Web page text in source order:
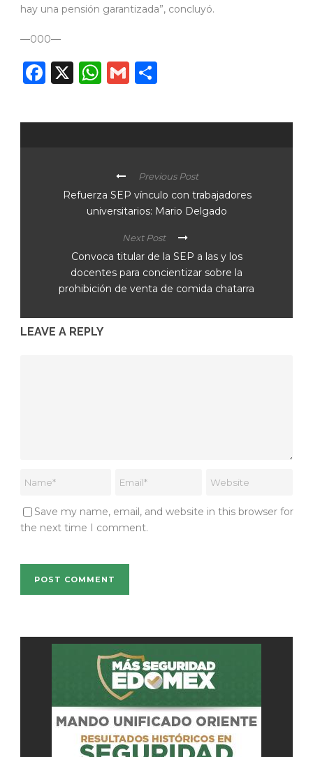
hay una pensión garantizada”, concluyó.
—000—
Facebook
X WhatsApp
Gmail
Previous Post
Refuerza SEP vínculo con trabajadores
universitarios: Mario Delgado
Next Post
Convoca titular de la SEP a las y los
docentes para concientizar sobre la
prohibición de venta de comida chatarra
LEAVE A REPLY
Save my name, email, and website in this browser for
the next time I comment.